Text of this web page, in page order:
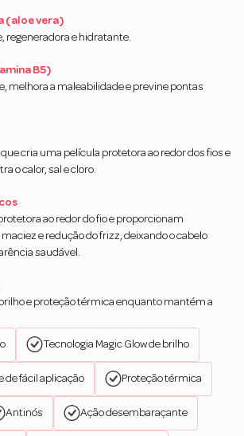
(aloe vera)
regeneradora e hidratante.
B5)
melhora a maleabilidade e previne pontas
cria uma película protetora ao redor dos fios e
o calor, sal e cloro.
ao redor do fio e proporcionam
e redução do frizz, deixando o cabelo
saudável.
e proteção térmica enquanto mantém a
Tecnologia Magic Glow de brilho
de fácil aplicação Proteção térmica
Antinós Ação desembaraçante